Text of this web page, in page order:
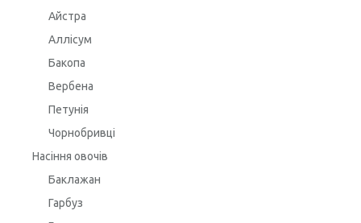
Айстра
Аллісум
Бакопа
Вербена
Петунія
Чорнобривці
Насіння овочів
Баклажан
Гарбуз